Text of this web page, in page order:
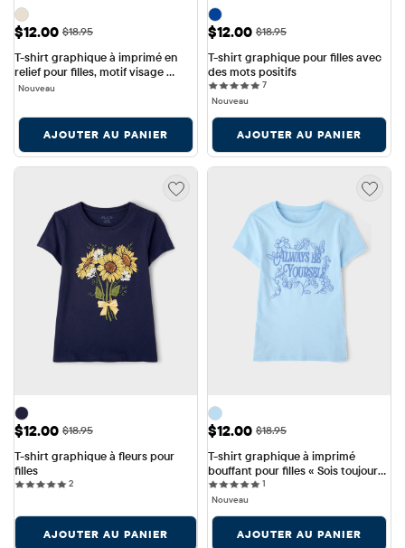
Prix ​​de vente: $12.00
$12.00 Prix ​​d'origine: $18.95
$18.95
T-shirt graphique à imprimé en
relief pour filles, motif visage
souriant et gentillesse
Nouveau
AJOUTER AU PANIER
Prix ​​de vente: $12.00
$12.00 Prix ​​d'origine: $18.95
$18.95
T-shirt graphique pour filles avec
des mots positifs
77 reviews
Nouveau
AJOUTER AU PANIER
Prix ​​de vente: $12.00
$12.00 Prix ​​d'origine: $18.95
$18.95
T-shirt graphique à fleurs pour
filles
22 reviews
AJOUTER AU PANIER
Prix ​​de vente: $12.00
$12.00 Prix ​​d'origine: $18.95
$18.95
T-shirt graphique à imprimé
bouffant pour filles « Sois toujours
toi-même »1
Nouveau
AJOUTER AU PANIER